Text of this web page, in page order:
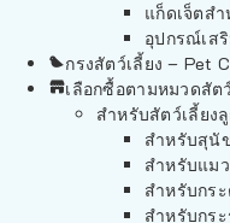
แก็ดเจ็ตส
อุปกรณ์เส
กรงสัตว์เลี้ยง – Pet
เลือกซื้อตามหมวดสัต
สำหรับสัตว์เลี้ยง
สำหรับสุนั
สำหรับแม
สำหรับกร
สำหรับกร